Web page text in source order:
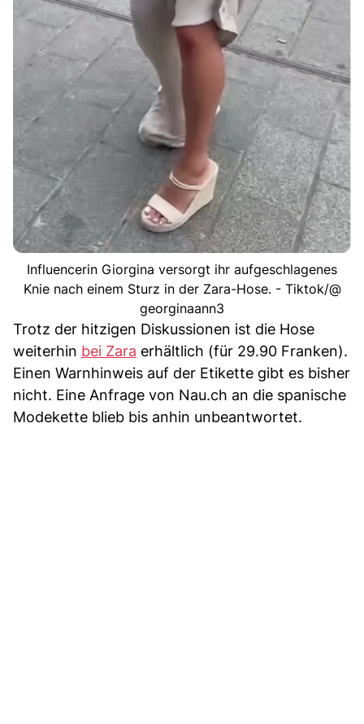
Influencerin Giorgina versorgt ihr aufgeschlagenes
Knie nach einem Sturz in der Zara-Hose. - Tiktok/@
georginaann3
Trotz der hitzigen Diskussionen ist die Hose
weiterhin bei Zara erhältlich (für 29.90 Franken).
Einen Warnhinweis auf der Etikette gibt es bisher
nicht. Eine Anfrage von Nau.ch an die spanische
Modekette blieb bis anhin unbeantwortet.